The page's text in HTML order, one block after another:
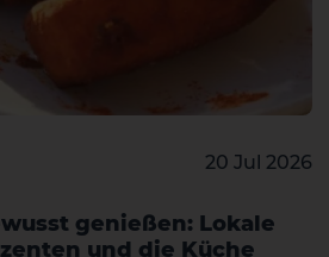
20 Jul 2026
genießen: Lokale
und die Küche